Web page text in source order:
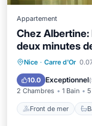
Appartement
Chez Albertine:
deux minutes
Nice · Carre d'Or
10.0 Exceptionnel(
2 Chambres 1 Bain
Front de mer
Front de
Vue sur